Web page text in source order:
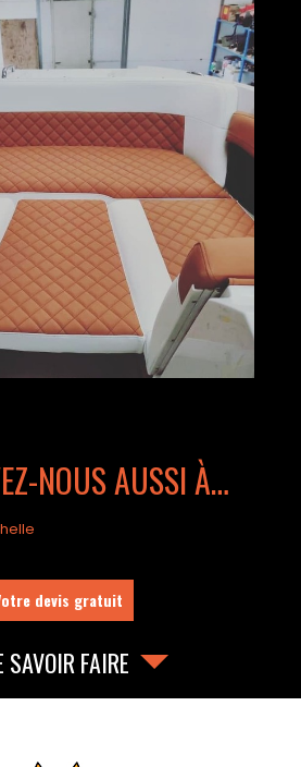
NOUS AUSSI À…
devis gratuit
SAVOIR FAIRE